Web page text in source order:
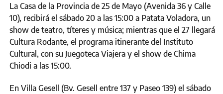
La Casa de la Provincia de 25 de Mayo (Avenida 36 y Calle
10), recibirá el sábado 20 a las 15:00 a Patata Voladora, un
show de teatro, títeres y música; mientras que el 27 llegará
Cultura Rodante, el programa itinerante del Instituto
Cultural, con su Juegoteca Viajera y el show de Chima
Chiodi a las 15:00.
En Villa Gesell (Bv. Gesell entre 137 y Paseo 139) el sábado